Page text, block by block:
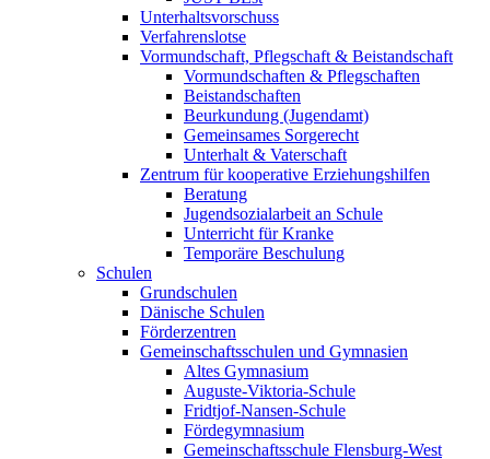
Unterhaltsvorschuss
Verfahrenslotse
Vormundschaft, Pflegschaft & Beistandschaft
Vormundschaften & Pflegschaften
Beistandschaften
Beurkundung (Jugendamt)
Gemeinsames Sorgerecht
Unterhalt & Vaterschaft
Zentrum für kooperative Erziehungshilfen
Beratung
Jugendsozialarbeit an Schule
Unterricht für Kranke
Temporäre Beschulung
Schulen
Grundschulen
Dänische Schulen
Förderzentren
Gemeinschaftsschulen und Gymnasien
Altes Gymnasium
Auguste-Viktoria-Schule
Fridtjof-Nansen-Schule
Fördegymnasium
Gemeinschaftsschule Flensburg-West